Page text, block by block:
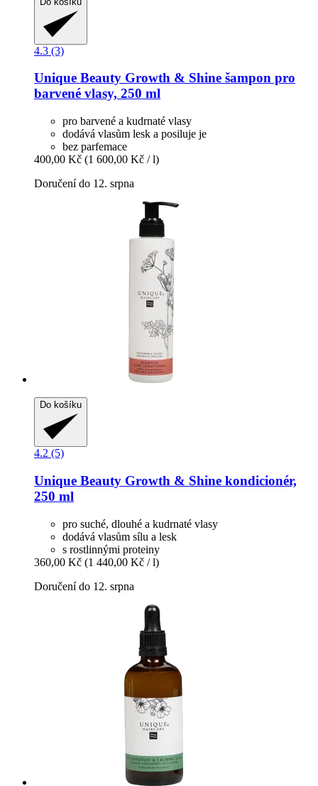
4.3 (3)
Unique Beauty Growth & Shine šampon pro
barvené vlasy, 250 ml
pro barvené a kudrnaté vlasy
dodává vlasům lesk a posiluje je
bez parfemace
400,00 Kč (1 600,00 Kč / l)
Doručení do 12. srpna
Do košíku
4.2 (5)
Unique Beauty Growth & Shine kondicionér,
250 ml
pro suché, dlouhé a kudrnaté vlasy
dodává vlasům sílu a lesk
s rostlinnými proteiny
360,00 Kč (1 440,00 Kč / l)
Doručení do 12. srpna